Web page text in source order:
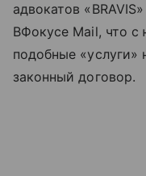
адвокатов
ВФокусе Mail, что с
подобные «услуги»
законный договор.